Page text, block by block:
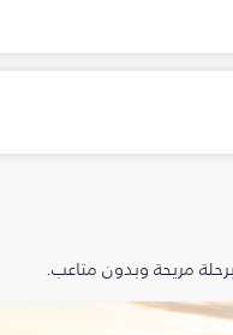
مريحة وبدون متاعب.